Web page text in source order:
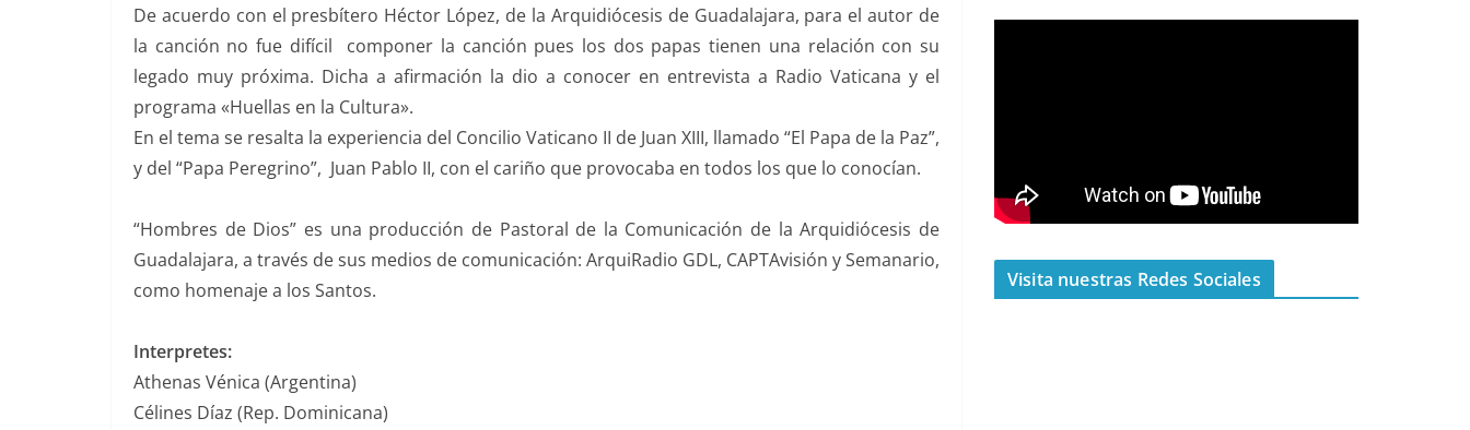
De acuerdo con el presbítero Héctor López, de la Arquidiócesis de Guadalajara, para el autor de
la canción no fue difícil componer la canción pues los dos papas tienen una relación con su
legado muy próxima. Dicha a afirmación la dio a conocer en entrevista a Radio Vaticana y el
programa «Huellas en la Cultura».
En el tema se resalta la experiencia del Concilio Vaticano II de Juan XIII, llamado “El Papa de la Paz”,
y del “Papa Peregrino”, Juan Pablo II, con el cariño que provocaba en todos los que lo conocían.
“Hombres de Dios” es una producción de Pastoral de la Comunicación de la Arquidiócesis de
Guadalajara, a través de sus medios de comunicación: ArquiRadio GDL, CAPTAvisión y Semanario,
como homenaje a los Santos.
Interpretes:
Athenas Vénica (Argentina)
Célines Díaz (Rep. Dominicana)
Visita nuestras Redes Sociales